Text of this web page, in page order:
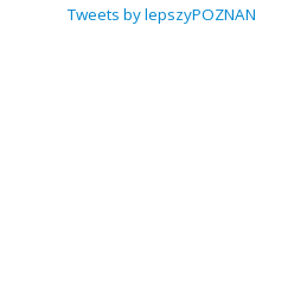
Tweets by lepszyPOZNAN